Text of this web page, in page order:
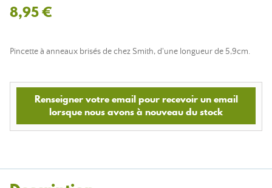
8,95 €
Pincette à anneaux brisés de chez Smith, d'une longueur de 5,9cm.
Renseigner votre email pour recevoir un email
lorsque nous avons à nouveau du stock